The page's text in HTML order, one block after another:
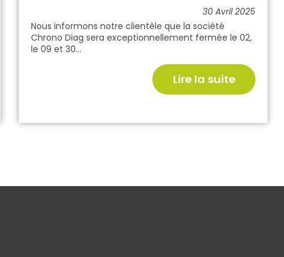
30 Avril 2025
Nous informons notre clientèle que la société
Chrono Diag sera exceptionnellement fermée le 02,
le 09 et 30...
Lire la suite